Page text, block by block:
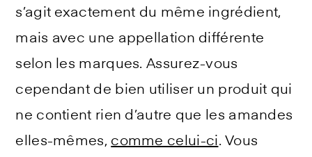
s’agit exactement du même ingrédient,
mais avec une appellation différente
selon les marques. Assurez-vous
cependant de bien utiliser un produit qui
ne contient rien d’autre que les amandes
elles-mêmes, comme celui-ci. Vous